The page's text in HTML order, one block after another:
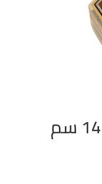
746 علبه مسدسه 14 سم